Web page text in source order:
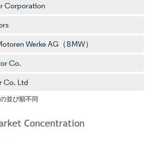
Corporation
Werke AG（BMW）
Co.
Co. Ltd
並び順不同